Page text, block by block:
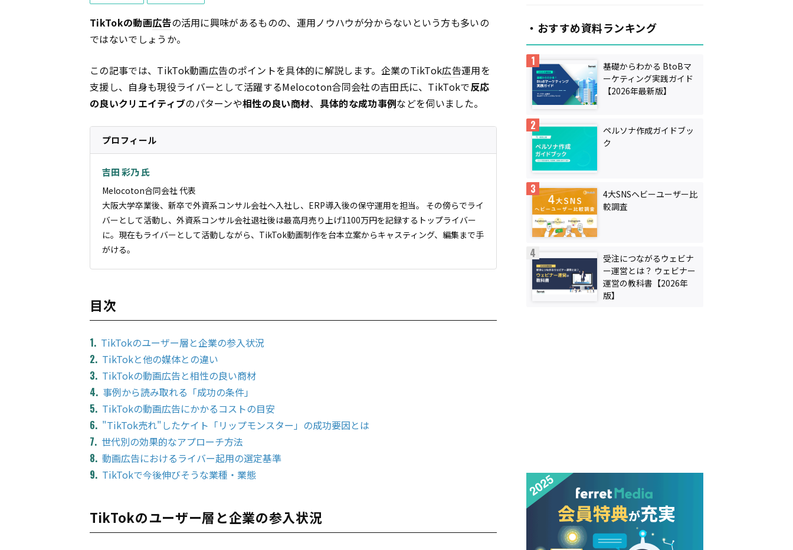
TikTokの動画広告の活用に興味があるものの、運用ノウハウが分からないという方も多いの
ではないでしょうか。
この記事では、TikTok動画広告のポイントを具体的に解説します。企業のTikTok広告運用を
支援し、自身も現役ライバーとして活躍するMelocoton合同会社の吉田氏に、TikTokで反応
の良いクリエイティブのパターンや相性の良い商材、 具体的な成功事例などを伺いました。
プロフィール
吉田 彩乃 氏
Melocoton合同会社 代表
大阪大学卒業後、新卒で外資系コンサル会社へ入社し、ERP導入後の保守運用を担当。 その傍らでライ
バーとして活動し、外資系コンサル会社退社後は最高月売り上げ1100万円を記録するトップライバー
に。現在もライバーとして活動しながら、TikTok動画制作を台本立案からキャスティング、編集まで手
がける。
目次
TikTokのユーザー層と企業の参入状況
TikTokと他の媒体との違い
TikTokの動画広告と相性の良い商材
事例から読み取れる「成功の条件」
TikTokの動画広告にかかるコストの目安
"TikTok売れ"したケイト「リップモンスター」の成功要因とは
世代別の効果的なアプローチ方法
動画広告におけるライバー起用の選定基準
TikTokで今後伸びそうな業種・業態
TikTokのユーザー層と企業の参入状況
・おすすめ資料ランキング
基礎からわかる BtoBマ
ーケティング実践ガイド
【2026年最新版】
ペルソナ作成ガイドブッ
ク
4大SNSヘビーユーザー比
較調査
受注につながるウェビナ
ー運営とは？ ウェビナー
運営の教科書【2026年
版】